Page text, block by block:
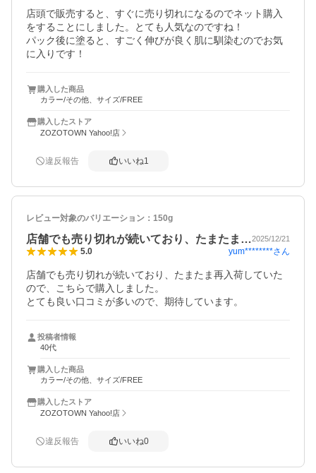
店頭で販売すると、すぐに売り切れになるのでネット購入
をすることにしました。とても人気なのですね！
パック後に塗ると、すごく伸びが良く肌に馴染むのでお気
に入りです！
購入した商品
カラー/その他、サイズ/FREE
購入したストア
ZOZOTOWN Yahoo!店
違反報告 いいね1
レビュー対象のバリエーション： 150g
店舗でも売り切れが続いており、たまたま…2025/12/21
5.0 yum********さん
店舗でも売り切れが続いており、たまたま再入荷していた
ので、こちらで購入しました。
とても良い口コミが多いので、期待しています。
投稿者情報
40代
購入した商品
カラー/その他、サイズ/FREE
購入したストア
ZOZOTOWN Yahoo!店
違反報告 いいね0